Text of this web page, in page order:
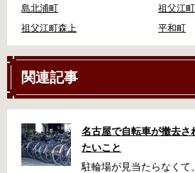
島北浦町
祖父江
祖父江町森上
平和町
関連記事
名古屋で自転車が撤去さ
たいこと
駐輪場が見当たらなくて